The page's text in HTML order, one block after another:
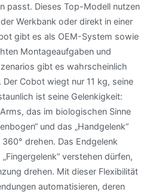
passt. Dieses Top-Modell nutzen
Werkbank oder direkt in einer
gibt es als OEM-System sowie
Montageaufgaben und
gibt es wahrscheinlich
Cobot wiegt nur 11 kg, seine
ist seine Gelenkigkeit:
das im biologischen Sinne
und das „Handgelenk“
drehen. Das Endgelenk
verstehen dürfen,
drehen. Mit dieser Flexibilität
automatisieren, deren